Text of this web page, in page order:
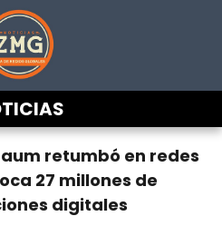
retumbó en redes
27 millones de
digitales